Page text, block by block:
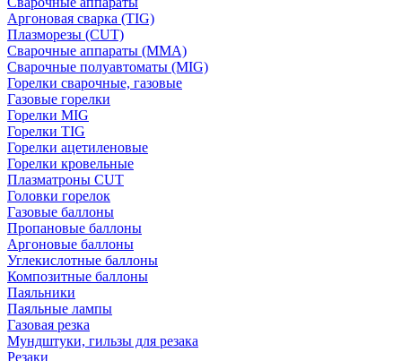
Аргоновая сварка (TIG)
Плазморезы (CUT)
Сварочные аппараты (MMA)
Сварочные полуавтоматы (MIG)
Горелки сварочные, газовые
Газовые горелки
Горелки MIG
Горелки TIG
Горелки ацетиленовые
Горелки кровельные
Плазматроны CUT
Головки горелок
Газовые баллоны
Пропановые баллоны
Аргоновые баллоны
Углекислотные баллоны
Композитные баллоны
Паяльники
Паяльные лампы
Газовая резка
Мундштуки, гильзы для резака
Резаки